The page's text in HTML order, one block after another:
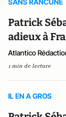
Patrick
adieux à
Atlantico
1 min de lecture
IL EN A GROS